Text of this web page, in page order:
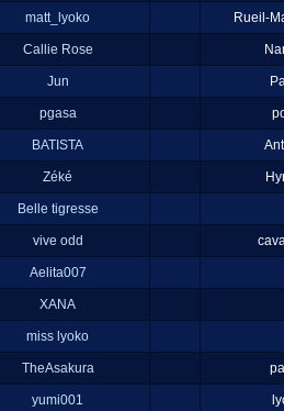
matt_lyoko Rueil-
Callie Rose
Jun
pgasa
BATISTA
Zéké
Belle tigresse
vive odd
Aelita007
XANA
miss lyoko
TheAsakura
yumi001